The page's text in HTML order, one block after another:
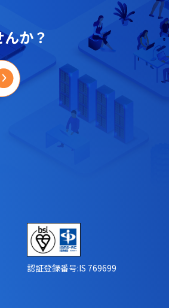
か？
認証登録番号:IS 769699